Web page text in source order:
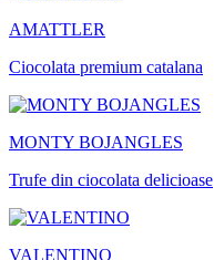
AMATTLER
Ciocolata premium catalana
MONTY BOJANGLES
Trufe din ciocolata delicioase
VALENTINO